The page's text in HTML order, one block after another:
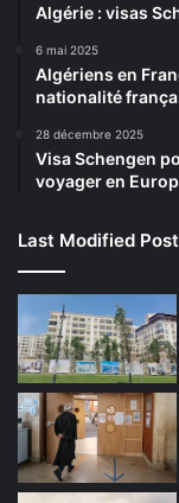
Algérie : visas
6 mai 2025
Algériens en
nationalité
28 décembre 2025
Visa Schengen
voyager en
Last Modified